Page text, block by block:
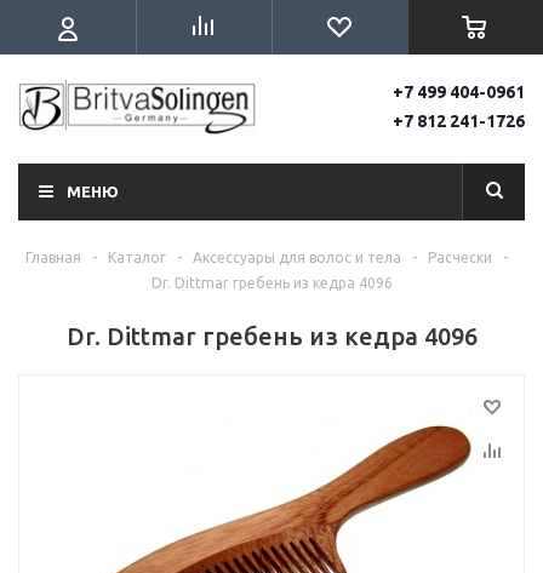
+7 499 404-0961
+7 812 241-1726
МЕНЮ
Главная - Каталог - Аксессуары для волос и тела - Расчески
-
Dr. Dittmar гребень из кедра 4096
Dr. Dittmar гребень из кедра 4096